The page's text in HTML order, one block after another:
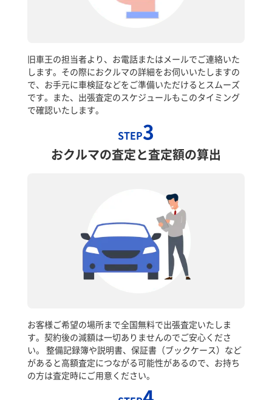
旧車王の担当者より、お電話またはメールでご連絡いた
します。その際におクルマの詳細をお伺いいたしますの
で、お手元に車検証などをご準備いただけるとスムーズ
です。また、出張査定のスケジュールもこのタイミング
で確認いたします。
STEP3
おクルマの査定と査定額の算出
お客様ご希望の場所まで全国無料で出張査定いたしま
す。契約後の減額は一切ありませんのでご安心くださ
い。 整備記録簿や説明書、保証書（ブックケース）など
があると高額査定につながる可能性があるので、お持ち
の方は査定時にご用意ください。